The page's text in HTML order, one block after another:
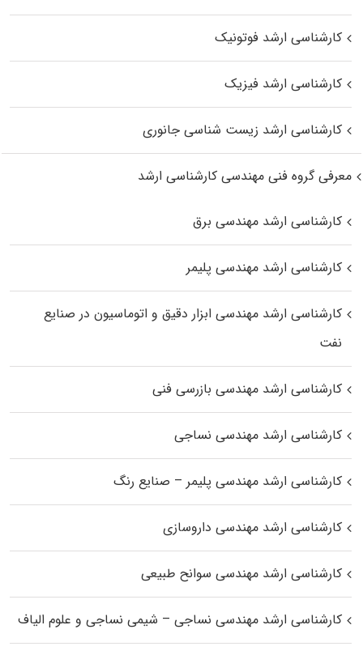
کارشناسی ارشد فوتونیک
کارشناسی ارشد فیزیک
کارشناسی ارشد زیست‌ شناسی جانوری
معرفی گروه فنی مهندسی کارشناسی ارشد
کارشناسی ارشد مهندسی برق
کارشناسی ارشد مهندسی پلیمر
کارشناسی ارشد مهندسی ابزار دقیق و اتوماسیون در صنایع
نفت
کارشناسی ارشد مهندسی بازرسی فنی
کارشناسی ارشد مهندسی نساجی
کارشناسی ارشد مهندسی پلیمر – صنایع رنگ
کارشناسی ارشد مهندسی داروسازی
کارشناسی ارشد مهندسی سوانح طبیعی
کارشناسی ارشد مهندسی نساجی – شیمی نساجی و علوم الیاف